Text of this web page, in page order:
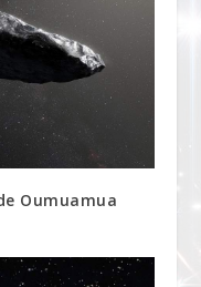
Oumuamua